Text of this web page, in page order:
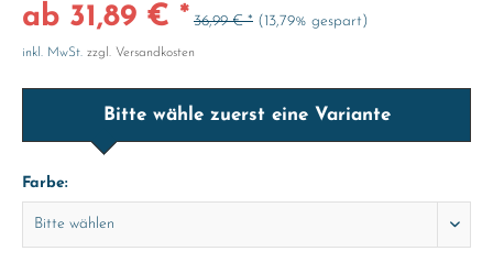
ab 31,89 € * 36,99 € * (13,79% gespart)
inkl. MwSt. zzgl. Versandkosten
Bitte wähle zuerst eine Variante
Farbe: